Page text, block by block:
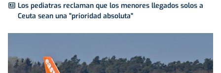
Los pediatras reclaman que los menores llegados solos a
Ceuta sean una "prioridad absoluta"